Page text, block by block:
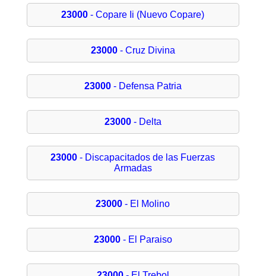
23000 - Copare Ii (Nuevo Copare)
23000- Cruz Divina
23000- Defensa Patria
23000- Delta
23000 - Discapacitados de las Fuerzas
Armadas
23000 - El Molino
23000- El Paraiso